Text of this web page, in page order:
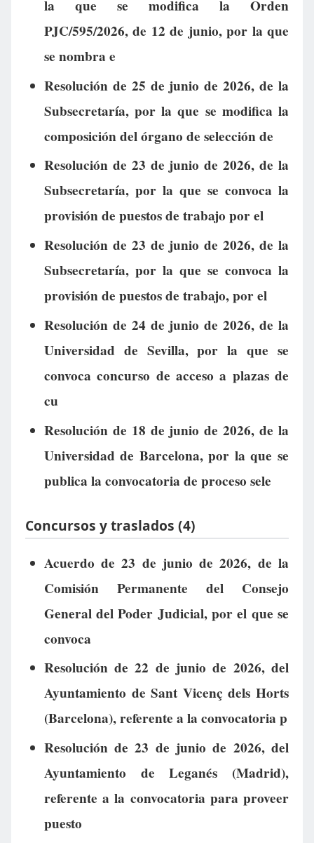
la que se modifica la Orden
PJC/595/2026, de 12 de junio, por la que
se nombra e
Resolución de 25 de junio de 2026, de la
Subsecretaría, por la que se modifica la
composición del órgano de selección de
Resolución de 23 de junio de 2026, de la
Subsecretaría, por la que se convoca la
provisión de puestos de trabajo por el
Resolución de 23 de junio de 2026, de la
Subsecretaría, por la que se convoca la
provisión de puestos de trabajo, por el
Resolución de 24 de junio de 2026, de la
Universidad de Sevilla, por la que se
convoca concurso de acceso a plazas de
cu
Resolución de 18 de junio de 2026, de la
Universidad de Barcelona, por la que se
publica la convocatoria de proceso sele
Concursos y traslados (4)
Acuerdo de 23 de junio de 2026, de la
Comisión Permanente del Consejo
General del Poder Judicial, por el que se
convoca
Resolución de 22 de junio de 2026, del
Ayuntamiento de Sant Vicenç dels Horts
(Barcelona), referente a la convocatoria p
Resolución de 23 de junio de 2026, del
Ayuntamiento de Leganés (Madrid),
referente a la convocatoria para proveer
puesto